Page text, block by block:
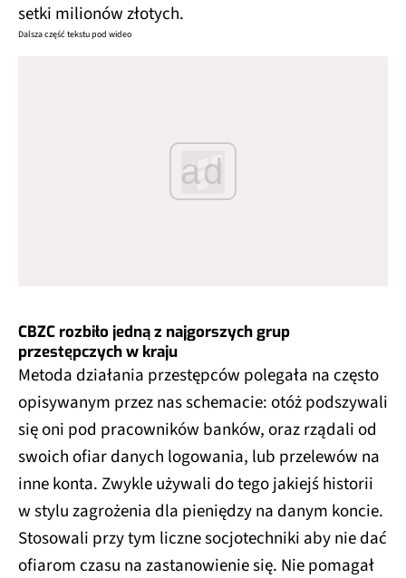
setki milionów złotych.
Dalsza część tekstu pod wideo
ad
CBZC rozbiło jedną z najgorszych grup
przestępczych w kraju
Metoda działania przestępców polegała na często
opisywanym przez nas schemacie: otóż podszywali
się oni pod pracowników banków, oraz rządali od
swoich ofiar danych logowania, lub przelewów na
inne konta. Zwykle używali do tego jakiejś historii
w stylu zagrożenia dla pieniędzy na danym koncie.
Stosowali przy tym liczne socjotechniki aby nie dać
ofiarom czasu na zastanowienie się. Nie pomagał